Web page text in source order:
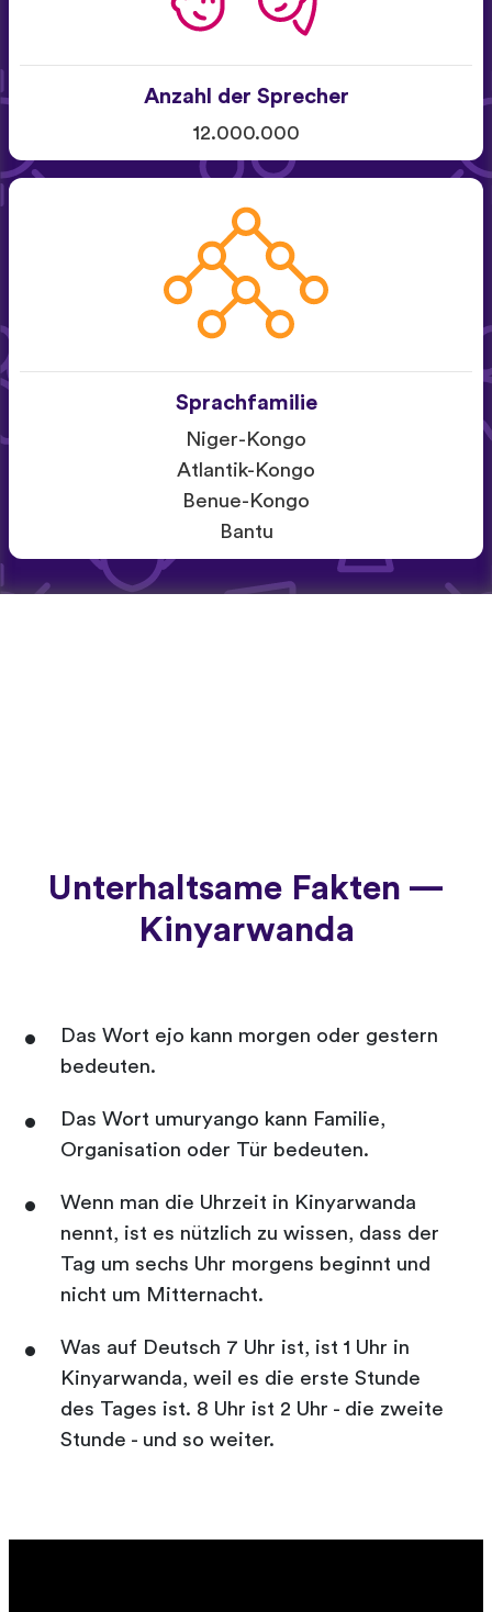
Anzahl der Sprecher
12.000.000
Sprachfamilie
Niger-Kongo
Atlantik-Kongo
Benue-Kongo
Bantu
Unterhaltsame Fakten —
Kinyarwanda
Das Wort ejo kann morgen oder gestern
bedeuten.
Das Wort umuryango kann Familie,
Organisation oder Tür bedeuten.
Wenn man die Uhrzeit in Kinyarwanda
nennt, ist es nützlich zu wissen, dass der
Tag um sechs Uhr morgens beginnt und
nicht um Mitternacht.
Was auf Deutsch 7 Uhr ist, ist 1 Uhr in
Kinyarwanda, weil es die erste Stunde
des Tages ist. 8 Uhr ist 2 Uhr - die zweite
Stunde - und so weiter.